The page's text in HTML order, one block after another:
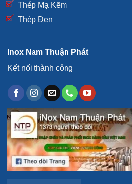
Thép Mạ Kẽm
Thép Đen
Inox Nam Thuận Phát
Kết nối thành công